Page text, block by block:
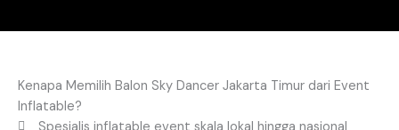
Kenapa Memilih Balon Sky Dancer Jakarta Timur dari Event
Inflatable?